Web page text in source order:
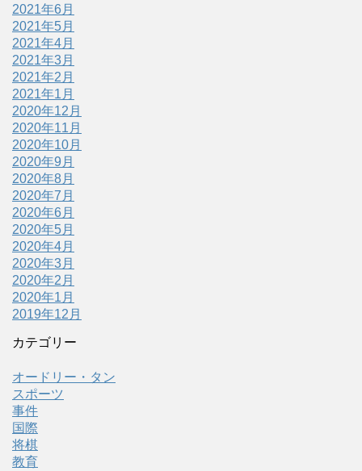
2021年6月
2021年5月
2021年4月
2021年3月
2021年2月
2021年1月
2020年12月
2020年11月
2020年10月
2020年9月
2020年8月
2020年7月
2020年6月
2020年5月
2020年4月
2020年3月
2020年2月
2020年1月
2019年12月
カテゴリー
オードリー・タン
スポーツ
事件
国際
将棋
教育